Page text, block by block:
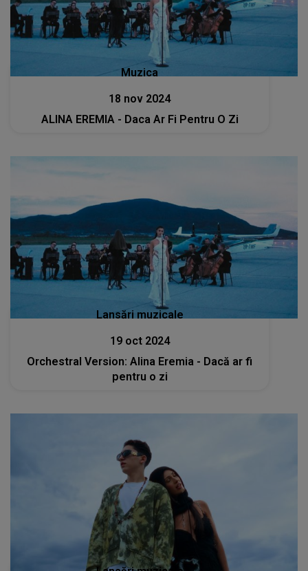
Muzica
18 nov 2024
ALINA EREMIA - Daca Ar Fi Pentru O Zi
Lansări muzicale
19 oct 2024
Orchestral Version: Alina Eremia - Dacă ar fi
pentru o zi